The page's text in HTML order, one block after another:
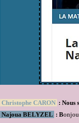
Christophe CARON : Nous
Najoua BELYZEL : B